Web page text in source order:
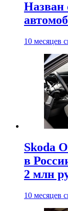
Назван
10 месяцев
Skoda
в
2 млн
10 месяцев